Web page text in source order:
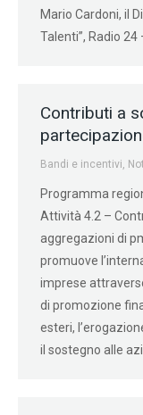
Mario Cardoni, il
Talenti”, Radio
Contributi a
Bandi e incentivi,
Programma
Attività 4.2 –
aggregazioni di
promuove
imprese
di promozione
esteri,
il sostegno alle